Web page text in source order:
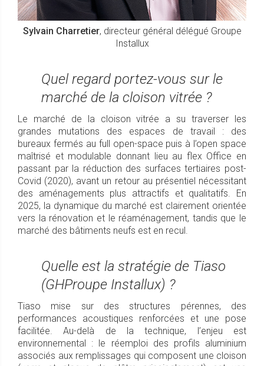
Sylvain Charretier, directeur général délégué Groupe
Installux
Quel regard portez-vous sur le
marché de la cloison vitrée ?
Le marché de la cloison vitrée a su traverser les
grandes mutations des espaces de travail : des
bureaux fermés au full open-space puis à l’open space
maîtrisé et modulable donnant lieu au flex Office en
passant par la réduction des surfaces tertiaires post-
Covid (2020), avant un retour au présentiel nécessitant
des aménagements plus attractifs et qualitatifs. En
2025, la dynamique du marché est clairement orientée
vers la rénovation et le réaménagement, tandis que le
marché des bâtiments neufs est en recul.
Quelle est la stratégie de Tiaso
(GHProupe Installux) ?
Tiaso mise sur des structures pérennes, des
performances acoustiques renforcées et une pose
facilitée. Au-delà de la technique, l’enjeu est
environnemental : le réemploi des profils aluminium
associés aux remplissages qui composent une cloison